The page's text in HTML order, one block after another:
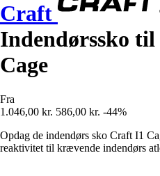
Craft
Indendørssko
Cage
Fra
1.046,00 kr. 586,00 kr. -44%
Opdag de indendørs sko Craft I1
reaktivitet til krævende indendørs